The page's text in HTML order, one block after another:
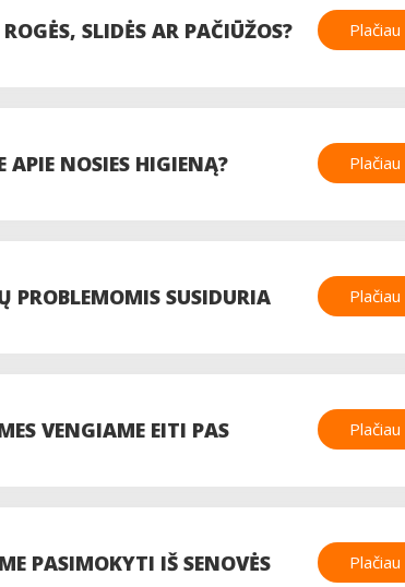
SLIDĖS AR PAČIŪŽOS? Plačiau
NOSIES HIGIENĄ? Plačiau
PROBLEMOMIS SUSIDURIA Plačiau
VENGIAME EITI PAS Plačiau
PASIMOKYTI IŠ SENOVĖS Plačiau